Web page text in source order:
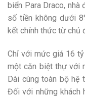
biển Para Draco,
số tiền không dưới
kết chính thức từ chủ
Chỉ với mức giá 16
một căn biệt thự với
Dài cùng toàn bộ hệ
Đối với những khách